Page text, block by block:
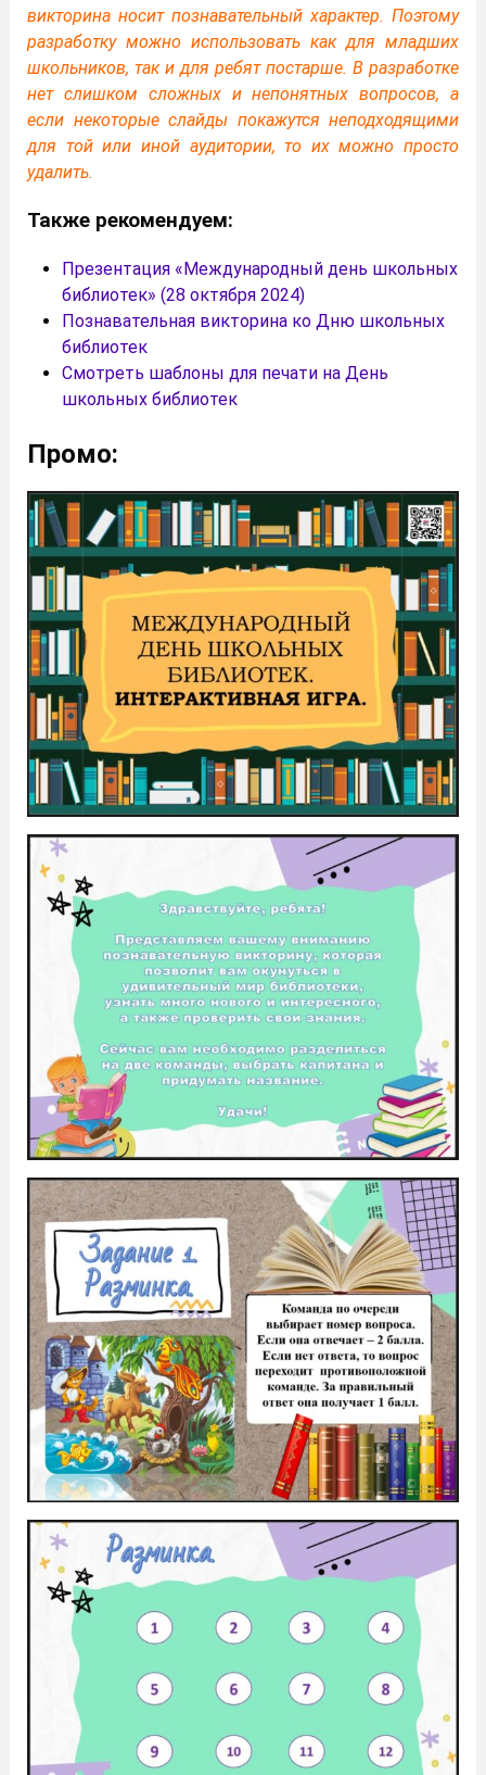
викторина носит познавательный характер. Поэтому
разработку можно использовать как для младших
школьников, так и для ребят постарше. В разработке
нет слишком сложных и непонятных вопросов, а
если некоторые слайды покажутся неподходящими
для той или иной аудитории, то их можно просто
удалить.
Также рекомендуем:
Презентация «Международный день школьных
библиотек» (28 октября 2024)
Познавательная викторина ко Дню школьных
библиотек
Смотреть шаблоны для печати на День
школьных библиотек
Промо: